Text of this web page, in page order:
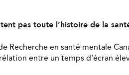
pas toute l’histoire de la
Recherche en santé mentale
entre un temps d'écran